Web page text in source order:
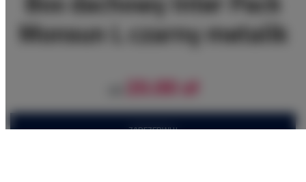
Monsun L czarny metalik
20.00 zł
ZAREZERWUJ